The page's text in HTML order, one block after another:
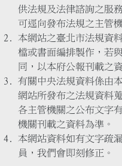
供法規及法律諮詢之服
可逕向發布法規之主管
本網站之臺北市法規資
檔或書面編排製作，若
同，以本府公報刊載之
有關中央法規資料係由
網站所發布之法規資料
各主管機關之公布文字
機關刊載之資料為準。
本網站資料如有文字疏
員，我們會即刻修正。